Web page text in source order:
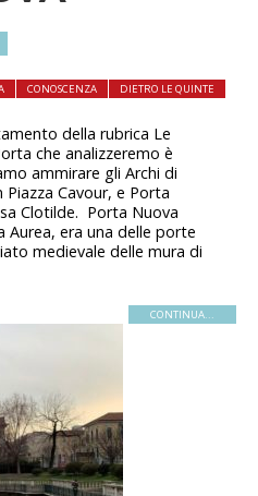
CONOSCENZA DIETRO LE QUINTE
della rubrica Le
che analizzeremo è
ammirare gli Archi di
Cavour, e Porta
Clotilde. Porta Nuova
Aurea, era una delle porte
medievale delle mura di
CONTINUA...